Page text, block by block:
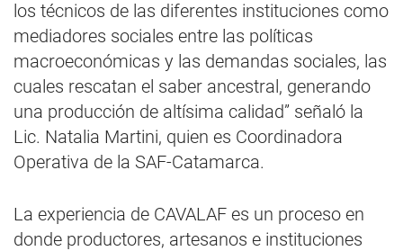
los técnicos de las diferentes instituciones como
mediadores sociales entre las políticas
macroeconómicas y las demandas sociales, las
cuales rescatan el saber ancestral, generando
una producción de altísima calidad” señaló la
Lic. Natalia Martini, quien es Coordinadora
Operativa de la SAF-Catamarca.
La experiencia de CAVALAF es un proceso en
donde productores, artesanos e instituciones